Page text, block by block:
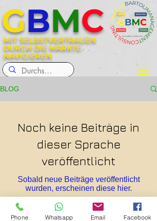
MIT SELBSTVERTRAUEN
DURCH DIE MÄRKTE
NAVIGIEREN
GBMC
BLOG
Noch keine Beiträge in
dieser Sprache
veröffentlicht
Sobald neue Beiträge veröffentlicht
wurden, erscheinen diese hier.
Phone Whatsapp Email Facebook